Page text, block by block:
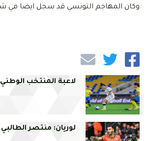
وكان المهاجم التونسي قد سجل ايضا في
لاعبة المنتخب
لوريان: منتصر